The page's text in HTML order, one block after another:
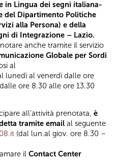
in Lingua dei segni italiana-
del Dipartimento Politiche
alla Persona) e della
di Integrazione – Lazio.
anche tramite il servizio
Globale per Sordi
al
lunedì al venerdì dalle ore
ore 8.30 alle ore 13.30
all’attività prenotata, è
tramite email al seguente
(dal lun.al giov. ore 8.30 –
il Contact Center